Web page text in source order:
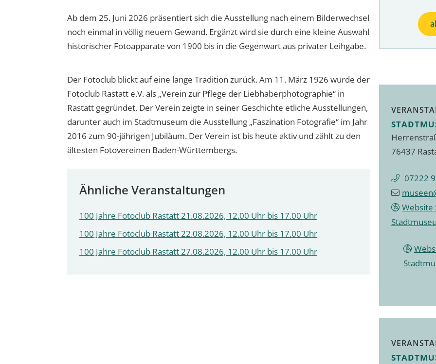
Ab dem 25. Juni 2026 präsentiert sich die Ausstellung nach einem Bilderwechsel
noch einmal in völlig neuem Gewand. Ergänzt wird sie durch eine kleine Auswahl
historischer Fotoapparate von 1900 bis in die Gegenwart aus privater Leihgabe.
Der Fotoclub blickt auf eine lange Tradition zurück. Am 11. März 1926 wurde der
Fotoclub Rastatt e.V. als „Verein zur Pflege der Liebhaberphotographie“ in
Rastatt gegründet. Der Verein zeigte in seiner Geschichte etliche Ausstellungen,
darunter auch im Stadtmuseum die Ausstellung „Faszination Fotografie“ im Jahr
2016 zum 90-jährigen Jubiläum. Der Verein ist bis heute aktiv und zählt zu den
ältesten Fotovereinen Baden-Württembergs.
Ähnliche Veranstaltungen
100 Jahre Fotoclub Rastatt 21.08.2026, 12.00 Uhr bis 17.00 Uhr
100 Jahre Fotoclub Rastatt 22.08.2026, 12.00 Uhr bis 17.00 Uhr
100 Jahre Fotoclub Rastatt 27.08.2026, 12.00 Uhr bis 17.00 Uhr
76437
07222
Website